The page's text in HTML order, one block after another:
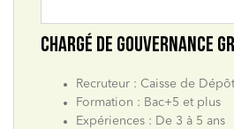
CHARGÉ DE GOUVERNANCE
Recruteur : Caisse de
Formation : Bac+5 et plus
Expériences : De 3 à 5 ans